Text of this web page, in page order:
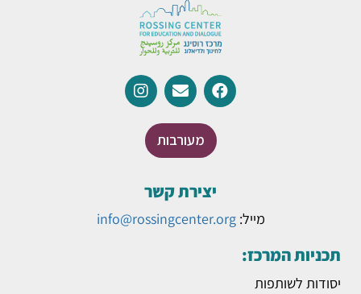
מעורבות
יצירת קשר
מייל:info@rossingcenter.org
תכניות המרכז:
יסודות לשותפות